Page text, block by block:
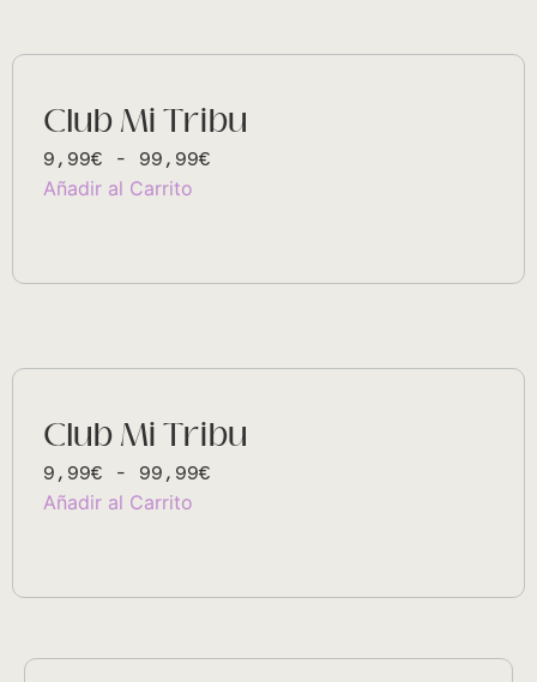
Club Mi Tribu
9,99€ - 99,99€
Añadir al Carrito
a
Club Mi Tribu
9,99€ - 99,99€
Añadir al Carrito
a